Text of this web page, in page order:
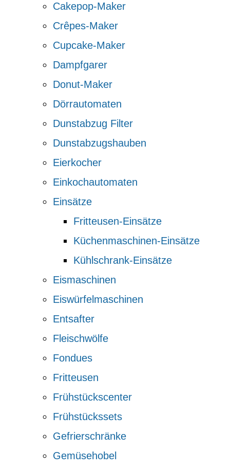
Cakepop-Maker
Crêpes-Maker
Cupcake-Maker
Dampfgarer
Donut-Maker
Dörrautomaten
Dunstabzug Filter
Dunstabzugshauben
Eierkocher
Einkochautomaten
Einsätze
Fritteusen-Einsätze
Küchenmaschinen-Einsätze
Kühlschrank-Einsätze
Eismaschinen
Eiswürfelmaschinen
Entsafter
Fleischwölfe
Fondues
Fritteusen
Frühstückscenter
Frühstückssets
Gefrierschränke
Gemüsehobel